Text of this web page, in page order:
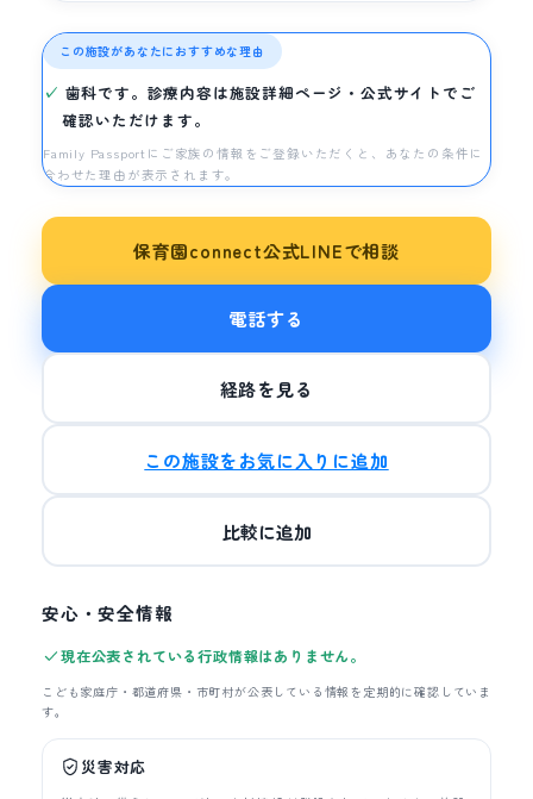
この施設があなたにおすすめな理由
歯科です。診療内容は施設詳細ページ・公式サイトでご
確認いただけます。
Family Passportにご家族の情報をご登録いただくと、あなたの条件に
合わせた理由が表示されます。
保育園connect公式LINEで相談
電話する
経路を見る
この施設をお気に入りに追加
比較に追加
安心・安全情報
現在公表されている行政情報はありません。
こども家庭庁・都道府県・市町村が公表している情報を定期的に確認していま
す。
災害対応